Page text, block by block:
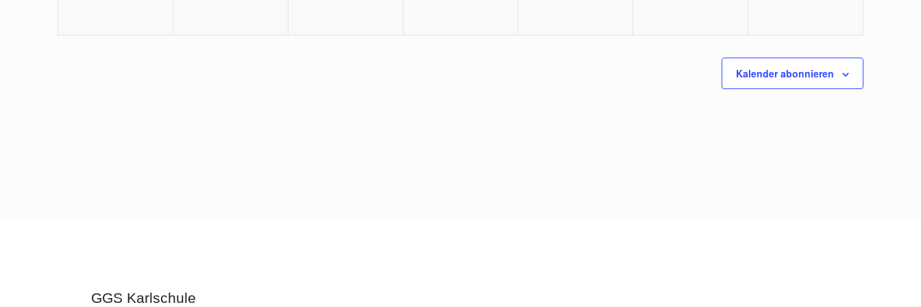
Kalender abonnieren
GGS Karlschule